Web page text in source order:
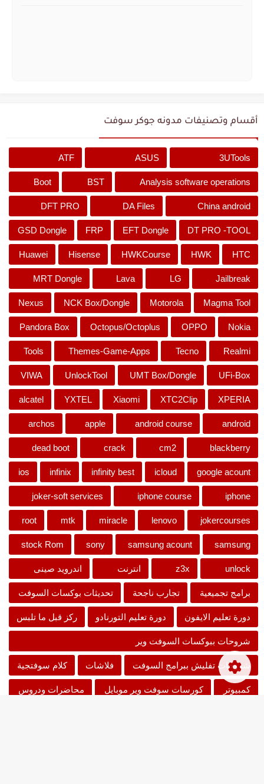
أقسام وتصنيفات مدونه جوكر سوفت
3UTools
ASUS
ATF
Analysis software operations
BST
Boot
China android
DA Files
DFT PRO
DT PRO -TOOL
EFT Dongle
FRP
GSD Dongle
HTC
HWK
HWKCourse
Hisense
Huawei
Jailbreak
LG
Lava
MRT Dongle
Magma Tool
Motorola
NCK Box/Dongle
Nexus
Nokia
OPPO
Octopus/Octoplus
Pandora Box
Realmi
Tecno
Themes-Game-Apps
Tools
UFi-Box
UMT Box/Dongle
UnlockTool
VIWA
XPERIA
XTC2Clip
Xiaomi
YXTEL
alcatel
android
android course
apple
archos
blackberry
cm2
crack
dead boot
google acount
icloud
infinity best
infinix
ios
iphone
iphone course
joker-soft services
jokercourses
lenovo
miracle
mtk
root
samsung
samsung acount
sony
stock Rom
unlock
z3x انترنت اندرويد صينى
برامج تجميعية تجارب ناجحة تحديثات بوكسات السوفت
دورة تعليم الايفون دورة تعليم التورنادو ركز قبل ما تلبس
شروحات ببوكسات السوفت وير
شروحات تفليش ببرامج السوفت فلاشات كلام سوفتجية
كمبيوتر كورسات سوفت وير موبايل محاضرات ودروس